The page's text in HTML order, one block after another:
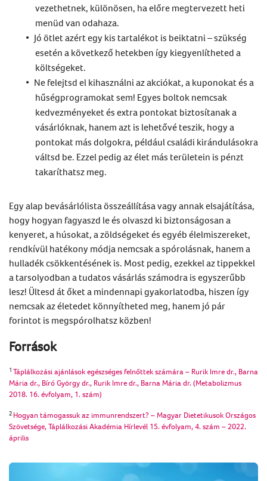
vezethetnek, különösen, ha előre megtervezett heti
menüd van odahaza.
Jó ötlet azért egy kis tartalékot is beiktatni – szükség
esetén a következő hetekben így kiegyenlítheted a
költségeket.
Ne felejtsd el kihasználni az akciókat, a kuponokat és a
hűségprogramokat sem! Egyes boltok nemcsak
kedvezményeket és extra pontokat biztosítanak a
vásárlóknak, hanem azt is lehetővé teszik, hogy a
pontokat más dolgokra, például családi kirándulásokra
váltsd be. Ezzel pedig az élet más területein is pénzt
takaríthatsz meg.
Egy alap bevásárlólista összeállítása vagy annak elsajátítása,
hogy hogyan fagyaszd le és olvaszd ki biztonságosan a
kenyeret, a húsokat, a zöldségeket és egyéb élelmiszereket,
rendkívül hatékony módja nemcsak a spórolásnak, hanem a
hulladék csökkentésének is. Most pedig, ezekkel az tippekkel
a tarsolyodban a tudatos vásárlás számodra is egyszerűbb
lesz! Ültesd át őket a mindennapi gyakorlatodba, hiszen így
nemcsak az életedet könnyítheted meg, hanem jó pár
forintot is megspórolhatsz közben!
Források
1 Táplálkozási ajánlások egészséges felnőttek számára – Rurik Imre dr., Barna
Mária dr., Bíró György dr., Rurik Imre dr., Barna Mária dr. (Metabolizmus
2018. 16. évfolyam, 1. szám)
2 Hogyan támogassuk az immunrendszert? – Magyar Dietetikusok Országos
Szövetsége, Táplálkozási Akadémia Hírlevél 15. évfolyam, 4. szám – 2022.
április